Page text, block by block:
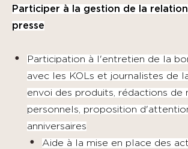
Participer à la gestion de la
presse
Participation à l'entretien de la
avec les KOLs et journalistes de
envoi des produits, rédactions de
personnels, proposition
anniversaires
Aide à la mise en place des